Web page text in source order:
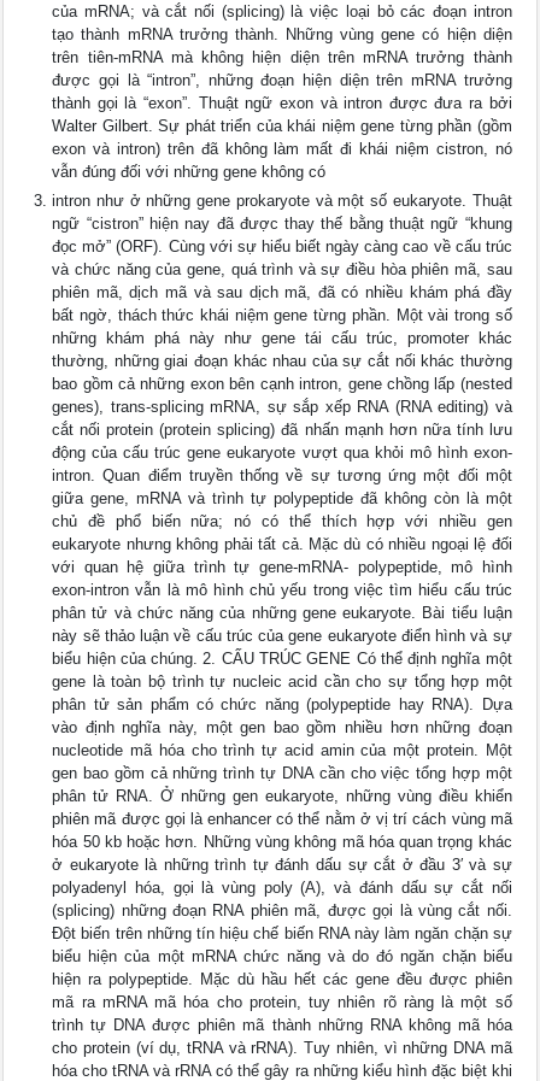
của mRNA; và cắt nối (splicing) là việc loại bỏ các đoạn intron
tạo thành mRNA trưởng thành. Những vùng gene có hiện diện
trên tiên-mRNA mà không hiện diện trên mRNA trưởng thành
được gọi là “intron”, những đoạn hiện diện trên mRNA trưởng
thành gọi là “exon”. Thuật ngữ exon và intron được đưa ra bởi
Walter Gilbert. Sự phát triển của khái niệm gene từng phần (gồm
exon và intron) trên đã không làm mất đi khái niệm cistron, nó
vẫn đúng đối với những gene không có
intron như ở những gene prokaryote và một số eukaryote. Thuật
ngữ “cistron” hiện nay đã được thay thế bằng thuật ngữ “khung
đọc mở” (ORF). Cùng với sự hiểu biết ngày càng cao về cấu trúc
và chức năng của gene, quá trình và sự điều hòa phiên mã, sau
phiên mã, dịch mã và sau dịch mã, đã có nhiều khám phá đầy
bất ngờ, thách thức khái niệm gene từng phần. Một vài trong số
những khám phá này như gene tái cấu trúc, promoter khác
thường, những giai đoạn khác nhau của sự cắt nối khác thường
bao gồm cả những exon bên cạnh intron, gene chồng lấp (nested
genes), trans-splicing mRNA, sự sắp xếp RNA (RNA editing) và
cắt nối protein (protein splicing) đã nhấn mạnh hơn nữa tính lưu
động của cấu trúc gene eukaryote vượt qua khỏi mô hình exon-
intron. Quan điểm truyền thống về sự tương ứng một đối một
giữa gene, mRNA và trình tự polypeptide đã không còn là một
chủ đề phổ biến nữa; nó có thể thích hợp với nhiều gen
eukaryote nhưng không phải tất cả. Mặc dù có nhiều ngoại lệ đối
với quan hệ giữa trình tự gene-mRNA- polypeptide, mô hình
exon-intron vẫn là mô hình chủ yếu trong việc tìm hiểu cấu trúc
phân tử và chức năng của những gene eukaryote. Bài tiểu luận
này sẽ thảo luận về cấu trúc của gene eukaryote điển hình và sự
biểu hiện của chúng. 2. CẤU TRÚC GENE Có thể định nghĩa một
gene là toàn bộ trình tự nucleic acid cần cho sự tổng hợp một
phân tử sản phẩm có chức năng (polypeptide hay RNA). Dựa
vào định nghĩa này, một gen bao gồm nhiều hơn những đoạn
nucleotide mã hóa cho trình tự acid amin của một protein. Một
gen bao gồm cả những trình tự DNA cần cho việc tổng hợp một
phân tử RNA. Ở những gen eukaryote, những vùng điều khiển
phiên mã được gọi là enhancer có thể nằm ở vị trí cách vùng mã
hóa 50 kb hoặc hơn. Những vùng không mã hóa quan trọng khác
ở eukaryote là những trình tự đánh dấu sự cắt ở đầu 3′ và sự
polyadenyl hóa, gọi là vùng poly (A), và đánh dấu sự cắt nối
(splicing) những đoạn RNA phiên mã, được gọi là vùng cắt nối.
Đột biến trên những tín hiệu chế biến RNA này làm ngăn chặn sự
biểu hiện của một mRNA chức năng và do đó ngăn chặn biểu
hiện ra polypeptide. Mặc dù hầu hết các gene đều được phiên
mã ra mRNA mã hóa cho protein, tuy nhiên rõ ràng là một số
trình tự DNA được phiên mã thành những RNA không mã hóa
cho protein (ví dụ, tRNA và rRNA). Tuy nhiên, vì những DNA mã
hóa cho tRNA và rRNA có thể gây ra những kiểu hình đặc biệt khi